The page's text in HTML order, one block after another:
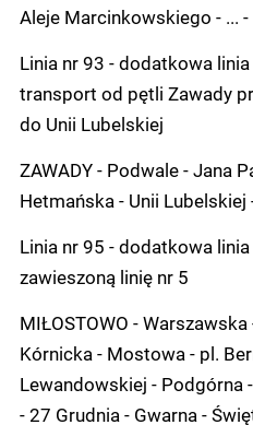
Aleje Marcinkowskiego - ... -
Linia nr 93 - dodatkowa
transport od pętli Zawady
do Unii Lubelskiej
ZAWADY - Podwale - Jana
Hetmańska - Unii Lubelskiej
Linia nr 95 - dodatkowa
zawieszoną linię nr 5
MIŁOSTOWO - Warszawska
Kórnicka - Mostowa - pl.
Lewandowskiej - Podgórna
- 27 Grudnia - Gwarna -